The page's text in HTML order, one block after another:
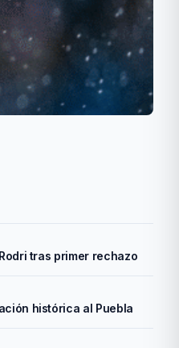
tras primer rechazo
histórica al Puebla